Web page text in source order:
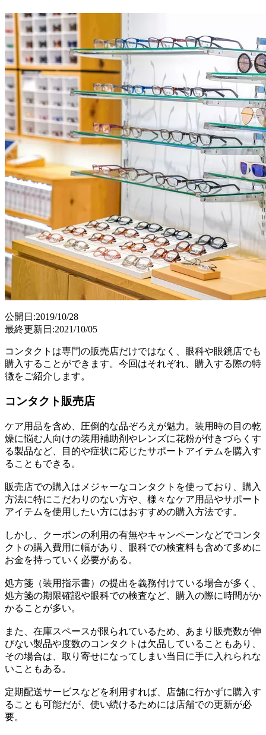
公開日:2019/10/28
最終更新日:2021/10/05
コンタクトは専門の販売店だけではなく、眼科や眼鏡店でも
購入することができます。今回はそれぞれ、購入する際の特
徴をご紹介します。
コンタクト販売店
ケア用品を含め、圧倒的な品ぞろえが魅力。装用時の目の乾
燥に悩む人向けの装用補助剤やレンズに花粉が付きづらくす
る製品など、目的や症状に応じたサポートアイテムを購入す
ることもできる。
販売店での購入はメジャーなコンタクトを使っており、購入
方法に特にこだわりのない方や、様々なケア用品やサポート
アイテムを使用したい方にはおすすめの購入方法です。
しかし、クーポンの利用の有無やキャンペーンなどでコンタ
クトの購入費用に幅があり、眼科での検査料も含めて多めに
お金を持っていく必要がある。
処方箋（装用指示書）の提出を義務付けている場合が多く、
処方箋の期限確認や眼科での検査など、購入の際に時間がか
かることが多い。
また、在庫スペースが限られているため、あまり販売数が伸
びない製品や度数のコンタクトは欠品していることもあり、
その場合は、取り寄せになってしまい当日に手に入れられな
いこともある。
定期配送サービスなどを利用すれば、店舗に行かずに購入す
ることも可能だが、使い続けるためには店舗での更新が必
要。